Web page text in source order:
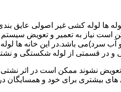
ها لوله کشی غیر اصولی عایق
است نیاز به تعمیر و تعویض
سرد)می باشد.در این خانه ها
در قسمتی از لوله شکستگی و
تعویض نشوند ممکن است در اثر
بیشتری برای خود و همسایگان